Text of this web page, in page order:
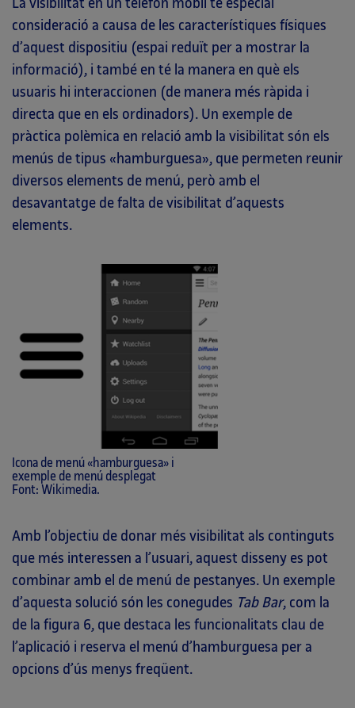
consideració a causa de les característiques físiques
d’aquest dispositiu (espai reduït per a mostrar la
informació), i també en té la manera en què els
usuaris hi interaccionen (de manera més ràpida i
directa que en els ordinadors). Un exemple de
pràctica polèmica en relació amb la visibilitat són els
menús de tipus «hamburguesa», que permeten reunir
diversos elements de menú, però amb el
desavantatge de falta de visibilitat d’aquests
elements.
Icona de menú «hamburguesa» i
exemple de menú desplegat
Font: Wikimedia.
Amb l’objectiu de donar més visibilitat als continguts
que més interessen a l’usuari, aquest disseny es pot
combinar amb el de menú de pestanyes. Un exemple
d’aquesta solució són les conegudes Tab Bar, com la
de la figura 6, que destaca les funcionalitats clau de
l’aplicació i reserva el menú d’hamburguesa per a
opcions d’ús menys freqüent.